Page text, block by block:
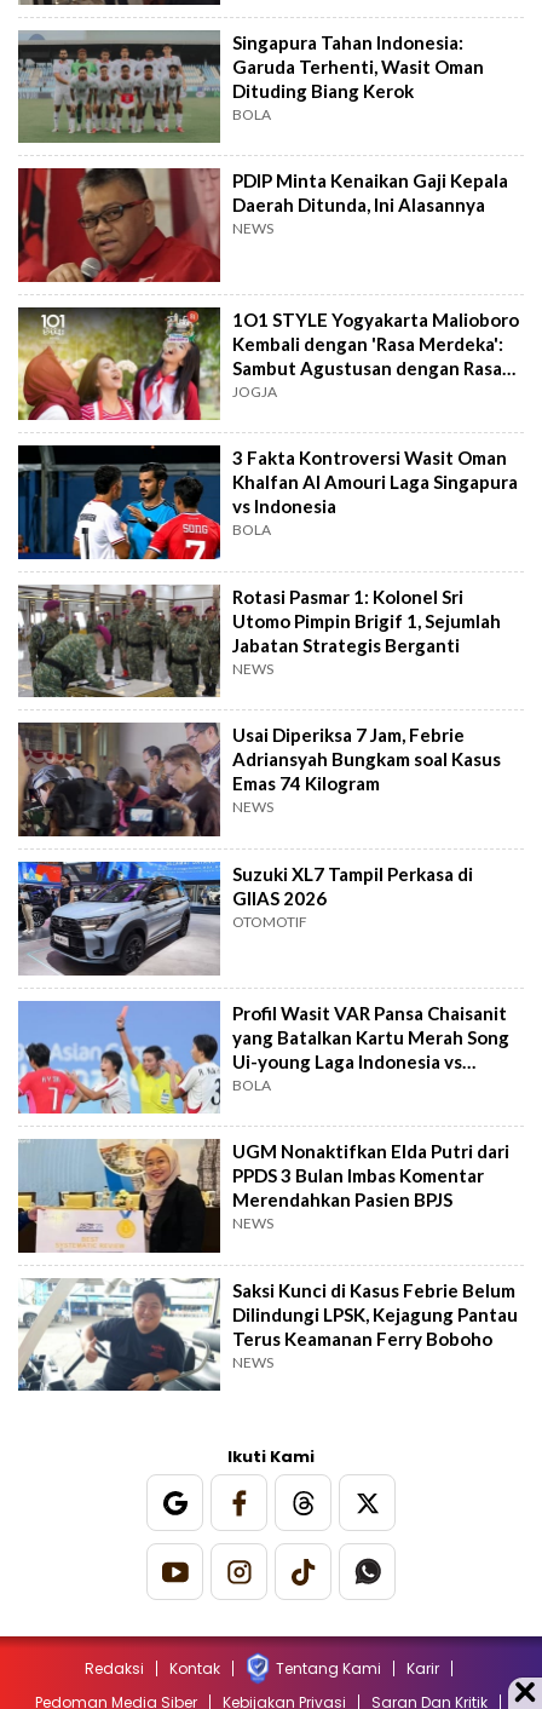
Singapura Tahan Indonesia:
Garuda Terhenti, Wasit Oman
Dituding Biang Kerok
BOLA
PDIP Minta Kenaikan Gaji Kepala
Daerah Ditunda, Ini Alasannya
NEWS
1O1 STYLE Yogyakarta Malioboro
Kembali dengan 'Rasa Merdeka':
Sambut Agustusan dengan Rasa
dan Tawa
JOGJA
3 Fakta Kontroversi Wasit Oman
Khalfan Al Amouri Laga Singapura
vs Indonesia
BOLA
Rotasi Pasmar 1: Kolonel Sri
Utomo Pimpin Brigif 1, Sejumlah
Jabatan Strategis Berganti
NEWS
Usai Diperiksa 7 Jam, Febrie
Adriansyah Bungkam soal Kasus
Emas 74 Kilogram
NEWS
Suzuki XL7 Tampil Perkasa di
GIIAS 2026
OTOMOTIF
Profil Wasit VAR Pansa Chaisanit
yang Batalkan Kartu Merah Song
Ui-young Laga Indonesia vs
Singapura
BOLA
UGM Nonaktifkan Elda Putri dari
PPDS 3 Bulan Imbas Komentar
Merendahkan Pasien BPJS
NEWS
Saksi Kunci di Kasus Febrie Belum
Dilindungi LPSK, Kejagung Pantau
Terus Keamanan Ferry Boboho
NEWS
Ikuti Kami
Redaksi Kontak Tentang Kami
Karir
Pedoman Media Siber
Kebijakan Privasi Saran Dan Kritik